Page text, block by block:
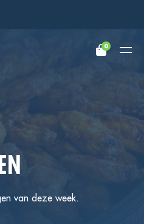
0
van deze week.